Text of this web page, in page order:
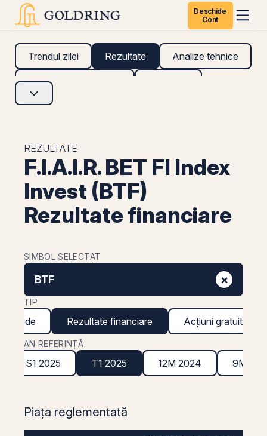
Deschide
Cont
Trendul zilei Rezultate Analize tehnice
Analize fundamentale
REZULTATE
F.I.A.I.R. BET FI Index
Invest (BTF)
Rezultate financiare
SIMBOL SELECTAT
BTF ×
TIP
Rezultate financiare Acțiuni gratuite
AN REFERINȚĂ
S1 2025 T1 2025 12M 2024 9M
Piața reglementată